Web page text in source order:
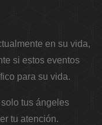
en su vida,
si estos eventos
para su vida.
tus ángeles
tu atención.